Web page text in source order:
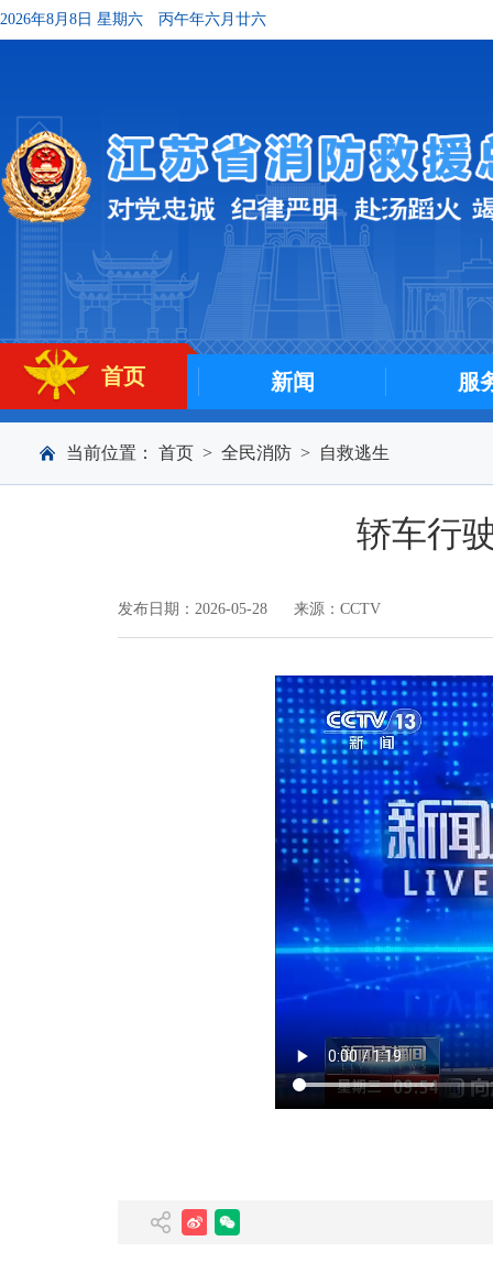
2026年8月8日 星期六 丙午年六月廿六
首页 新闻 服
当前位置： 首页 > 全民消防 > 自救逃生
轿车行
发布日期：2026-05-28 来源：CCTV